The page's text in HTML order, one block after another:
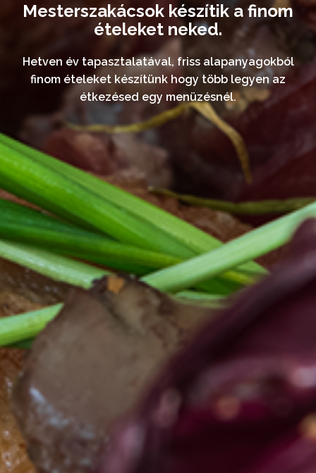
Mesterszakácsok készítika finom
ételeket neked.
Hetven év tapasztalatával, friss alapanyagokból
finom ételeket készítünk hogy több legyen az
étkezésed egy menüzésnél.